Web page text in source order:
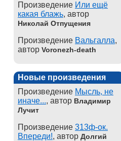
Произведение Или ещё
какая блажь, автор
Николай Отпущения
Произведение Вальгалла,
автор Voronezh-death
Новые произведения
Произведение Мысль, не
иначе..., автор Владимир
Лучит
Произведение 313ф-ок.
Впереди!, автор Долгий